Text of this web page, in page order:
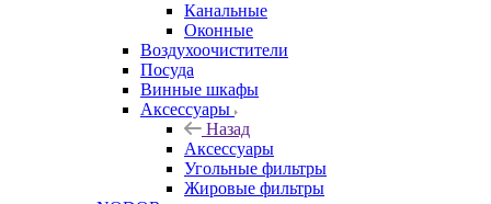
Канальные
Оконные
Воздухоочистители
Посуда
Винные шкафы
Аксессуары
Назад
Аксессуары
Угольные фильтры
Жировые фильтры